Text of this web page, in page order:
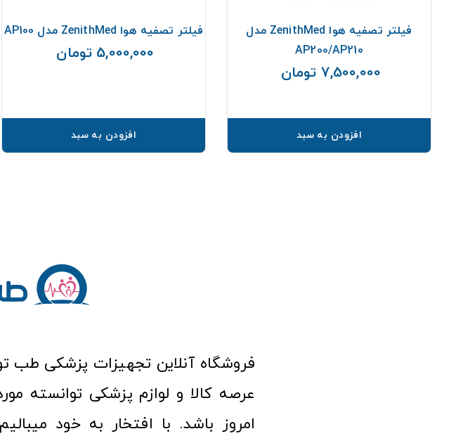
فیلتر تصفیه هوا ZenithMed مدل
AP200/AP210
7,500,000 تومان
افزودن به سبد
فیلتر تصفیه هوا ZenithMed مدل AP100
5,000,000 تومان
افزودن به سبد
امروز باشد. با افتخار به خود